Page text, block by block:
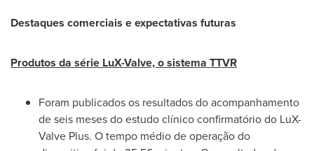
Destaques comerciais e expectativas futuras
Produtos da série LuX-Valve, o sistema TTVR
Foram publicados os resultados do acompanhamento
de seis meses do estudo clínico confirmatório do LuX-
Valve Plus. O tempo médio de operação do